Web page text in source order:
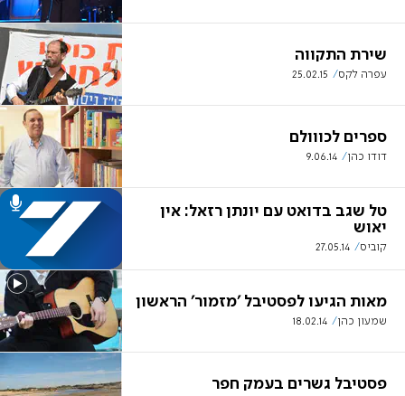
שירת התקווה
עפרה לקס 25.02.15
ספרים לכווולם
דודו כהן 9.06.14
טל שגב בדואט עם יונתן רזאל: אין
יאוש
קוביס 27.05.14
מאות הגיעו לפסטיבל 'מזמור' הראשון
שמעון כהן 18.02.14
פסטיבל גשרים בעמק חפר